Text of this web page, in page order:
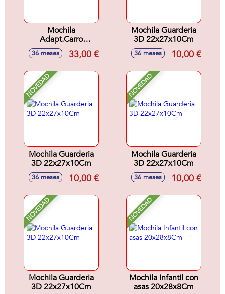
Mochila
Adapt.Carro
33x42x14Cm
36 meses 33,00 €
Mochila Guarderia
3D 22x27x10Cm
36 meses 10,00 €
NOVEDAD
Mochila Guarderia
3D 22x27x10Cm
36 meses 10,00 €
NOVEDAD
Mochila Guarderia
3D 22x27x10Cm
36 meses 10,00 €
NOVEDAD
Mochila Guarderia
3D 22x27x10Cm
NOVEDAD
Mochila Infantil con
asas 20x28x8Cm